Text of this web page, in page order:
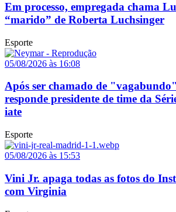
Em processo, empregada chama
“marido” de Roberta Luchsinger
Esporte
05/08/2026 às 16:08
Após ser chamado de
responde presidente de time da
iate
Esporte
05/08/2026 às 15:53
Vini Jr. apaga todas as fotos do
com Virginia